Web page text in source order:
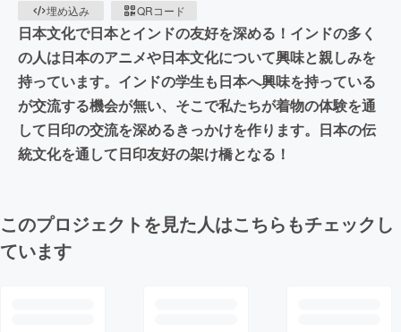
埋め込み
QRコード
日本文化で日本とインドの友好を深める！インドの多く
の人は日本のアニメや日本文化について興味と親しみを
持っています。インドの学生も日本へ興味を持っている
が交流する機会が無い、そこで私たちが着物の体験を通
して日印の交流を深めるきっかけを作ります。日本の伝
統文化を通して日印友好の架け橋となる！
このプロジェクトを見た人はこちらもチェックし
ています